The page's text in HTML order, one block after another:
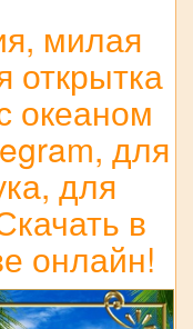
милая
открытка
океаном
для
для
в
онлайн!